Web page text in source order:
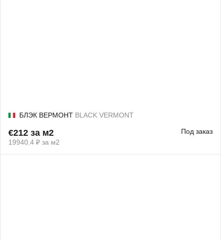
БЛЭК ВЕРМОНТ BLACK VERMONT
€212 за м2
19940.4 ₽ за м2
Под заказ